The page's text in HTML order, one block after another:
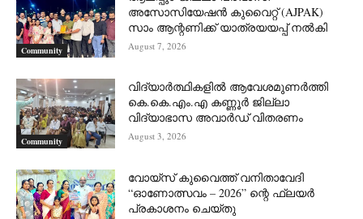
Community
അസോസിയേഷൻ കുവൈറ്റ് (AJPAK)
സാം ആന്റണിക്ക് യാത്രയയപ്പ് നൽകി
August 7, 2026
Community
വിദ്യാർത്ഥികളിൽ ആവേശമുണർത്തി
കെ.കെ.എം.എ കണ്ണൂർ ജില്ലാ
വിദ്യാഭാസ അവാർഡ് വിതരണം
August 3, 2026
വോയ്സ് കുവൈത്ത് വനിതാവേദി
“ഓണോത്സവം – 2026” ന്റെ ഫ്ലയർ
പ്രകാശനം ചെയ്തു